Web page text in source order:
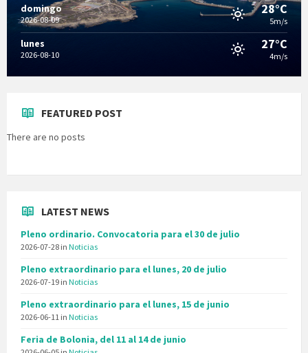
domingo
2026-08-09
28°C
5m/s
lunes
2026-08-10
27°C
4m/s
FEATURED POST
There are no posts
LATEST NEWS
Pleno ordinario. Convocatoria para el 30 de julio
2026-07-28 in Noticias
Pleno extraordinario para el lunes, 20 de julio
2026-07-19 in Noticias
Pleno extraordinario para el lunes, 15 de junio
2026-06-11 in Noticias
Feria de Bolonia, del 11 al 14 de junio